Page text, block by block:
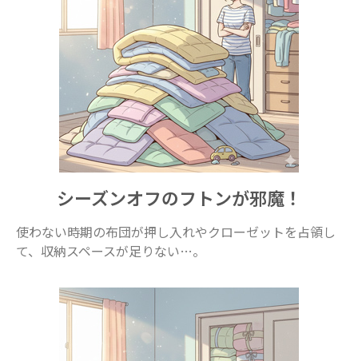
シーズンオフのフトンが邪魔！
使わない時期の布団が押し入れやクローゼットを占領し
て、収納スペースが足りない…。